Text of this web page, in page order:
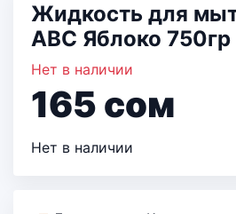
Жидкость для
ABC Яблоко 750гр
Нет в наличии
165 сом
Нет в наличии